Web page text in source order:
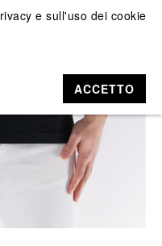
e sull'uso dei cookie
ACCETTO